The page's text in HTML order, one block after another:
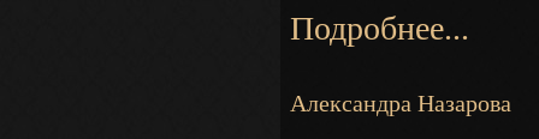
Подробнее...
Александра Назарова